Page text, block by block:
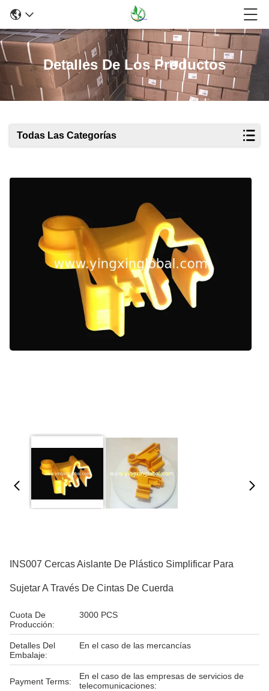
Detalles De Los Productos
Todas Las Categorías
INS007 Cercas Aislante De Plástico Simplificar Para
Sujetar A Través De Cintas De Cuerda
Cuota De
Producción:
3000 PCS
Detalles Del
Embalaje:
En el caso de las mercancías
Payment Terms:
En el caso de las empresas de servicios de
telecomunicaciones: